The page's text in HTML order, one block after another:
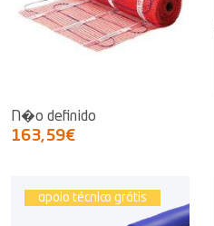
N�o definido
163,59€
apoio técnico grátis